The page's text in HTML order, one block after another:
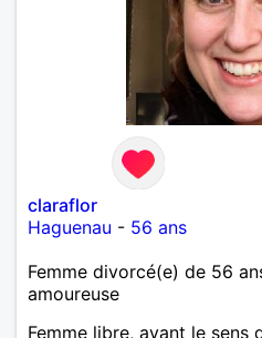
claraflor
Haguenau - 56 ans
Femme divorcé(e) de 56
amoureuse
Femme libre, ayant le sens